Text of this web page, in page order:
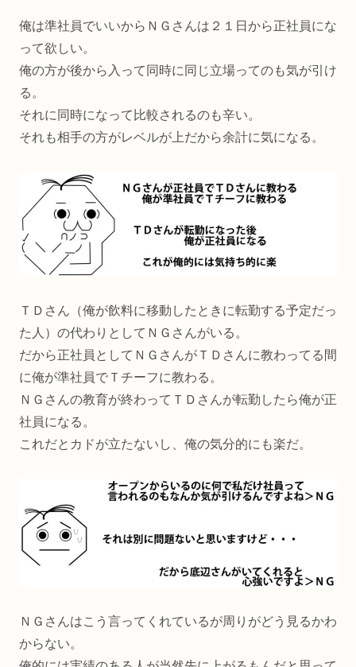
俺は準社員でいいからＮＧさんは２１日から正社員にな
って欲しい。
俺の方が後から入って同時に同じ立場ってのも気が引け
る。
それに同時になって比較されるのも辛い。
それも相手の方がレベルが上だから余計に気になる。
ＴＤさん（俺が飲料に移動したときに転勤する予定だっ
た人）の代わりとしてＮＧさんがいる。
だから正社員としてＮＧさんがＴＤさんに教わってる間
に俺が準社員でＴチーフに教わる。
ＮＧさんの教育が終わってＴＤさんが転勤したら俺が正
社員になる。
これだとカドが立たないし、俺の気分的にも楽だ。
ＮＧさんはこう言ってくれているが周りがどう見るかわ
からない。